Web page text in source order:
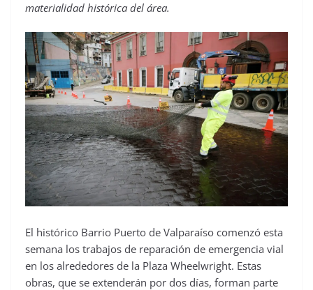
materialidad histórica del área.
El histórico Barrio Puerto de Valparaíso comenzó esta
semana los trabajos de reparación de emergencia vial
en los alrededores de la Plaza Wheelwright. Estas
obras, que se extenderán por dos días, forman parte